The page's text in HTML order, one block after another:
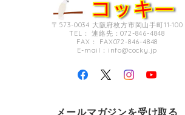
〒573-0034 大阪府枚方市岡山手町11-100
TEL： 連絡先：072-846-4848
FAX： FAX072-846-4848
E-mail： info@cocky.jp
メールマガジンを受け取る